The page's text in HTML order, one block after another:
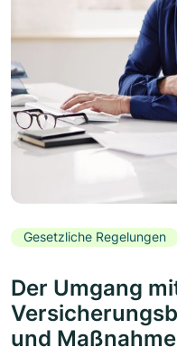
Gesetzliche Regelungen
Der Umgang
und